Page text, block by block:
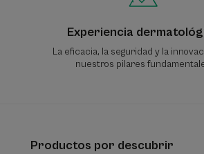
Experiencia
La eficacia, la seguridad y la
nuestros pilares
Productos por descubrir